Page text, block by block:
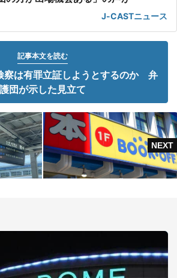
J-CASTニュース
記事本文を読む
察は有罪立証しようとするのか 弁
護団が示した見立て